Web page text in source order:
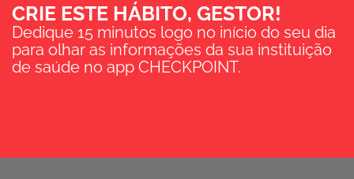
CRIE ESTE HÁBITO, GESTOR!
Dedique 15 minutos logo no início do seu dia
para olhar as informações da sua instituição
de saúde no app CHECKPOINT.